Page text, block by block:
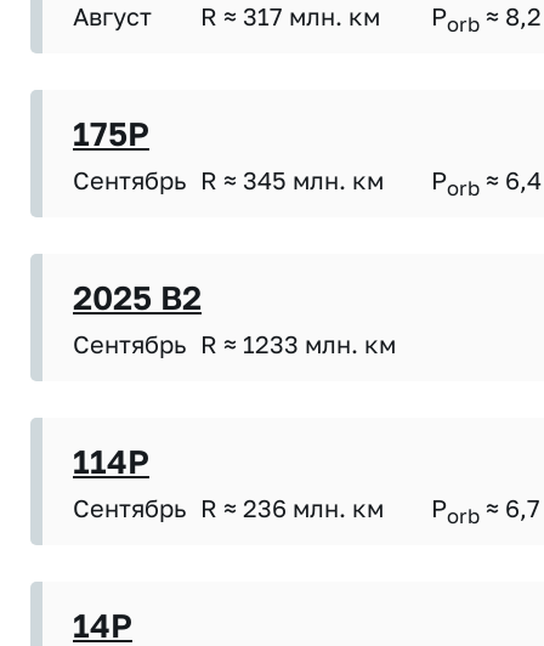
Август R ≈ 317 млн. км Porb ≈ 8,2
175P
Сентябрь R ≈ 345 млн. км Porb ≈ 6,4
2025 B2
Сентябрь R ≈ 1233 млн. км
114P
Сентябрь R ≈ 236 млн. км Porb ≈ 6,7
14P